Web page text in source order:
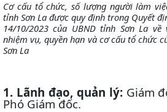
Cơ cấu tổ chức, số lượng người làm
tỉnh Sơn La được quy định trong Quyết
14/10/2023 của UBND tỉnh Sơn La
nhiệm vụ, quyền hạn và cơ cấu tổ chức
Sơn La
1. Lãnh đạo, quản lý: Giám
Phó Giám đốc.